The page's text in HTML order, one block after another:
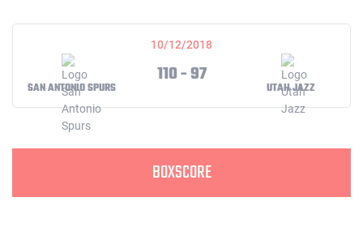
10/12/2018
SAN ANTONIO SPURS
110 - 97
UTAH JAZZ
BOXSCORE